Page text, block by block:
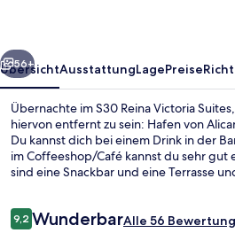
Weiter
56+
ÜbersichtAusstattungLagePreise
Übernachte im S30 Reina Victoria
hiervon entfernt zu sein: Hafen von
Du kannst dich bei einem Drink in der
im Coffeeshop/Café kannst du sehr gut
sind eine Snackbar und eine Terrasse
Bewertungen
9,29,2 von 10.
WunderbarAlle 56